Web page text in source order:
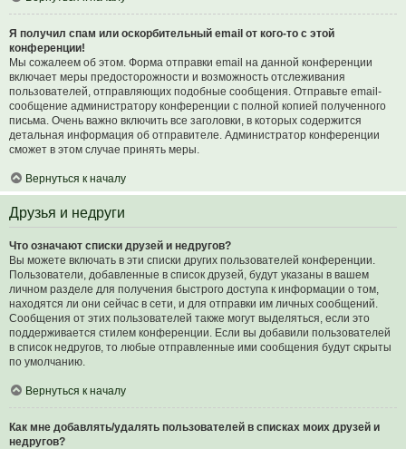
Я получил спам или оскорбительный email от кого-то с этой
конференции!
Мы сожалеем об этом. Форма отправки email на данной конференции
включает меры предосторожности и возможность отслеживания
пользователей, отправляющих подобные сообщения. Отправьте email-
сообщение администратору конференции с полной копией полученного
письма. Очень важно включить все заголовки, в которых содержится
детальная информация об отправителе. Администратор конференции
сможет в этом случае принять меры.
Вернуться к началу
Друзья и недруги
Что означают списки друзей и недругов?
Вы можете включать в эти списки других пользователей конференции.
Пользователи, добавленные в список друзей, будут указаны в вашем
личном разделе для получения быстрого доступа к информации о том,
находятся ли они сейчас в сети, и для отправки им личных сообщений.
Сообщения от этих пользователей также могут выделяться, если это
поддерживается стилем конференции. Если вы добавили пользователей
в список недругов, то любые отправленные ими сообщения будут скрыты
по умолчанию.
Вернуться к началу
Как мне добавлять/удалять пользователей в списках моих друзей и
недругов?